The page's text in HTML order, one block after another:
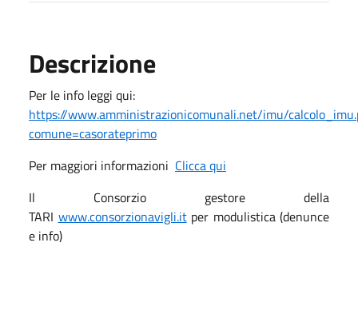
Descrizione
Per le info leggi qui:
https://www.amministrazionicomunali.net/imu/
comune=casorateprimo
Per maggiori informazioni Clicca qui
Il Consorzio gestore della
TARI www.consorzionavigli.itper modulistica (denunce
e info)